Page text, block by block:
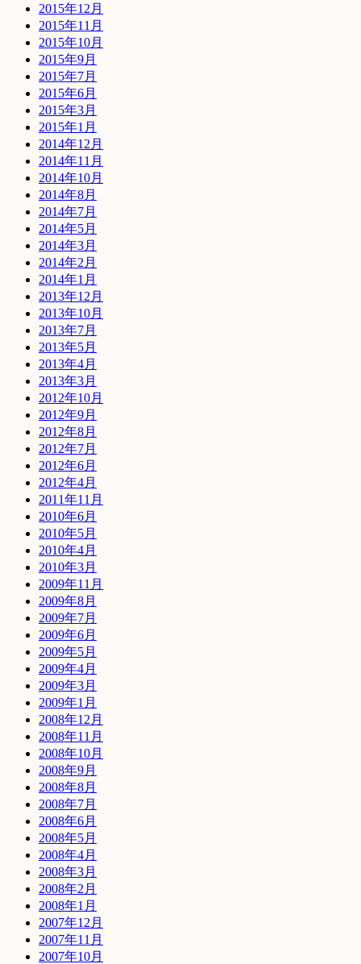
2015年12月
2015年11月
2015年10月
2015年9月
2015年7月
2015年6月
2015年3月
2015年1月
2014年12月
2014年11月
2014年10月
2014年8月
2014年7月
2014年5月
2014年3月
2014年2月
2014年1月
2013年12月
2013年10月
2013年7月
2013年5月
2013年4月
2013年3月
2012年10月
2012年9月
2012年8月
2012年7月
2012年6月
2012年4月
2011年11月
2010年6月
2010年5月
2010年4月
2010年3月
2009年11月
2009年8月
2009年7月
2009年6月
2009年5月
2009年4月
2009年3月
2009年1月
2008年12月
2008年11月
2008年10月
2008年9月
2008年8月
2008年7月
2008年6月
2008年5月
2008年4月
2008年3月
2008年2月
2008年1月
2007年12月
2007年11月
2007年10月